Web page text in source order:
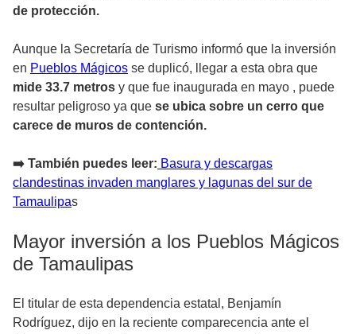
de protección.
Aunque la Secretaría de Turismo informó que la inversión
en Pueblos Mágicos se duplicó, llegar a esta obra que
mide 33.7 metros y que fue inaugurada en mayo , puede
resultar peligroso ya que se ubica sobre un cerro que
carece de muros de contención.
➡️ También puedes leer: Basura y descargas
clandestinas invaden manglares y lagunas del sur de
Tamaulipas
Mayor inversión a los Pueblos Mágicos
de Tamaulipas
El titular de esta dependencia estatal, Benjamín
Rodríguez, dijo en la reciente comparecencia ante el